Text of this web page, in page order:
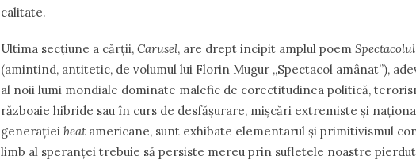
calitate.
Ultima secțiune a cărții, Carusel, are drept incipit amplul poem
(amintind, antitetic, de volumul lui Florin Mugur „Spectacol amânat”),
al noii lumi mondiale dominate malefic de corectitudinea politică,
războaie hibride sau în curs de desfășurare, mișcări extremiste și
generației beat americane, sunt exhibate elementarul și primitivismul
limb al speranței trebuie să persiste mereu prin sufletele noastre